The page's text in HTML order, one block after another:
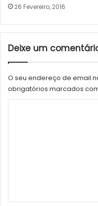
26 Fevereiro, 2016
Deixe um
O seu endereço de email
obrigatórios marcados